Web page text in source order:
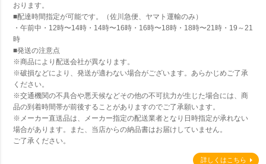
おります。
■配達時間指定が可能です。（佐川急便、ヤマト運輸のみ）
・午前中・12時〜14時・14時〜16時・16時〜18時・18時〜21時・19～21
時
■発送の注意点
※商品により配送会社が異なります。
※破損などにより、発送が適わない場合がございます。あらかじめご了承
ください。
※交通機関の不具合や悪天候などその他の不可抗力が生じた場合には、商
品の到着時間帯が前後することがありますのでご了承願います。
※メーカー直送品は、メーカー指定の配送業者となり日時指定が承れない
場合があります。また、当店からの納品書はお届けしていません。
ご了承ください。
詳しくはこちら